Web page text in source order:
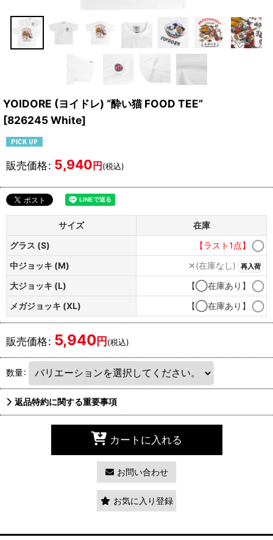
YOIDORE (ヨイドレ) “酔い猫 FOOD TEE”
[826245 White]
販売価格: 5,940円(税込)
サイズ
在庫
グラス (S)
【ラスト1点】
中ジョッキ (M)
✕(在庫なし) 再入荷
大ジョッキ (L)
【◯在庫あり】
メガジョッキ (XL)
【◯在庫あり】
販売価格: 5,940円(税込)
数量:
返品特約に関する重要事項
カートに入れる
お問い合わせ
お気に入り登録